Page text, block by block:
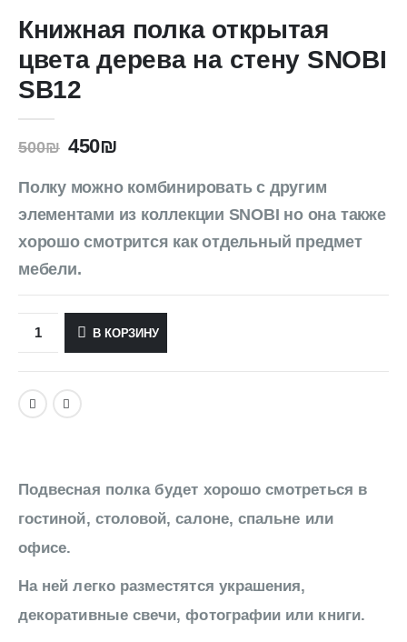
Книжная полка открытая
цвета дерева на стену SNOBI
SB12
500₪ 450₪
Полку можно комбинировать с другим
элементами из коллекции SNOBI но она также
хорошо смотрится как отдельный предмет
мебели.
В КОРЗИНУ
Подвесная полка будет хорошо смотреться в
гостиной, столовой, салоне, спальне или
офисе.
На ней легко разместятся украшения,
декоративные свечи, фотографии или книги.